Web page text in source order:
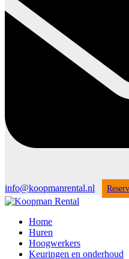
info@koopmanrental.nl
Home
Huren
Hoogwerkers
Keuringen en onderhoud